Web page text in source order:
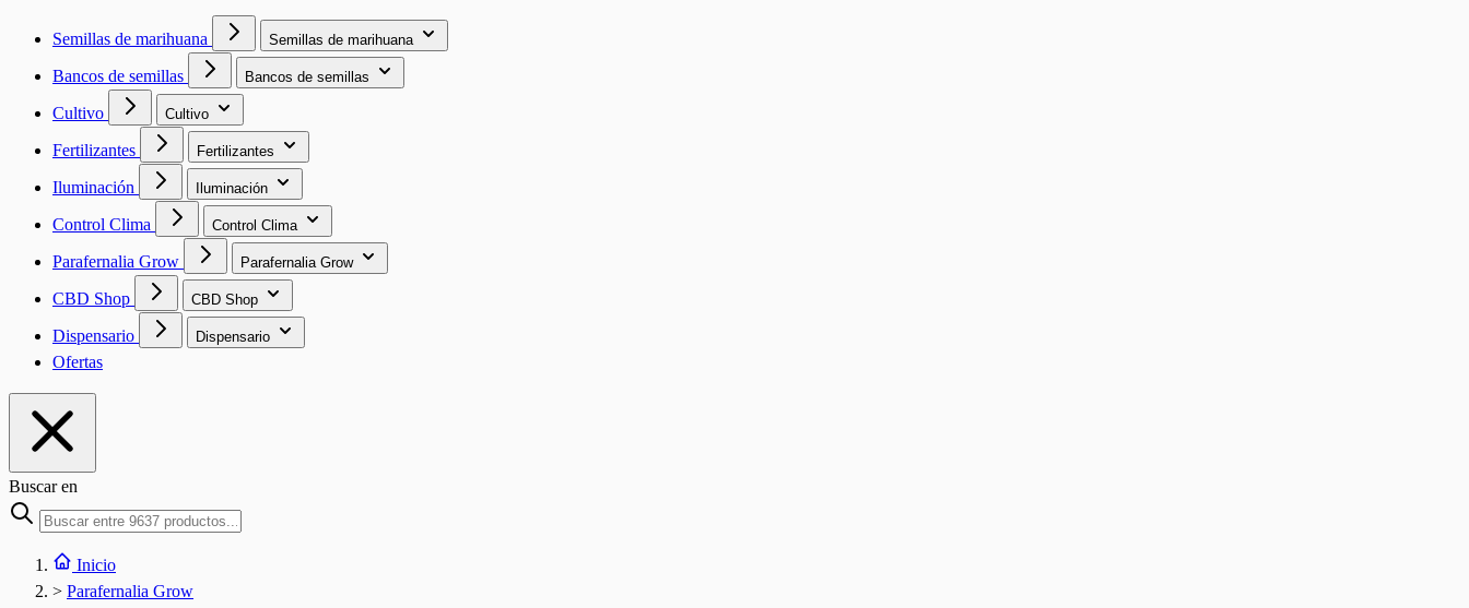
Semillas de marihuana Semillas de marihuana
Bancos de semillas Bancos de semillas
Cultivo Cultivo
Fertilizantes Fertilizantes
Iluminación Iluminación
Control Clima Control Clima
Parafernalia Grow Parafernalia Grow
CBD Shop CBD Shop
Dispensario Dispensario
Ofertas
Buscar en
Inicio
> Parafernalia Grow